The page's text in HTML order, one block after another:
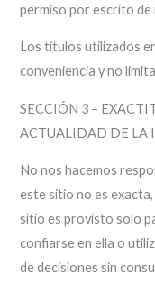
permiso por escrito
Los títulos utilizados
conveniencia y no
SECCIÓN 3 –
ACTUALIDAD DE LA
No nos hacemos
este sitio no es
sitio es provisto solo
confiarse en ella o
de decisiones sin